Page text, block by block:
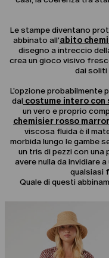
Le stampe diventano
abbinato all'abito
disegno a intreccio
crea un gioco visivo
dai soliti
L'opzione probabilmente
dal costume intero con
un vero e proprio
chemisier rosso
viscosa fluida è il
morbida lungo le gambe
un tris di pezzi con
avere nulla da invidiare
qualsiasi
Quale di questi